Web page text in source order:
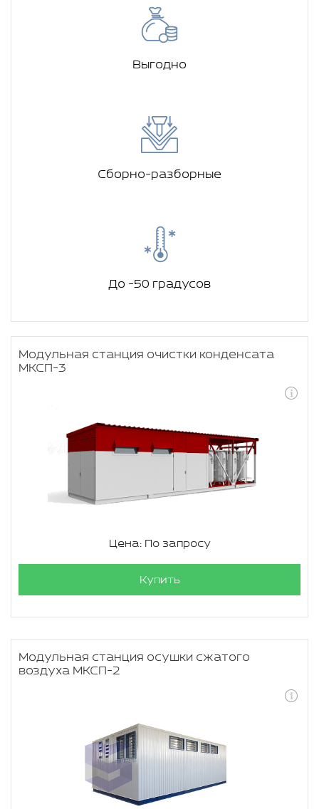
Выгодно
Сборно-разборные
До -50 градусов
Модульная станция очистки конденсата
МКСП-3
Цена: По запросу
Купить
Модульная станция осушки сжатого
воздуха МКСП-2